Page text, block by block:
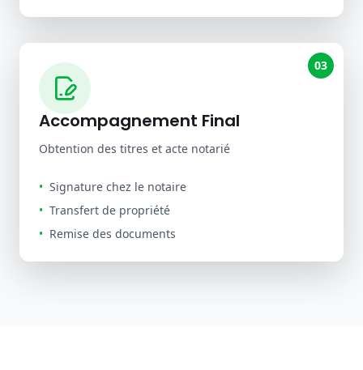
VOS TRANSACTIONS
IMMOBILIERES
GARANTIES ET
ASSUREES
Garantie Zéro Arnaque : vous payez
03
Accompagnement Final
Obtention des titres et acte notarié
• Signature chez le notaire
• Transfert de propriété
• Remise des documents